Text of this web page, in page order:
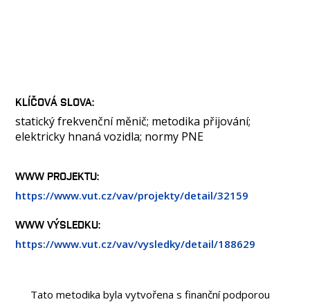
KLÍČOVÁ SLOVA
statický frekvenční měnič; metodika přijování;
elektricky hnaná vozidla; normy PNE
WWW PROJEKTU:
https://www.vut.cz/vav/projekty/detail/32159
WWW VÝSLEDKU:
https://www.vut.cz/vav/vysledky/detail/188629
Tato metodika byla vytvořena s finanční podporou